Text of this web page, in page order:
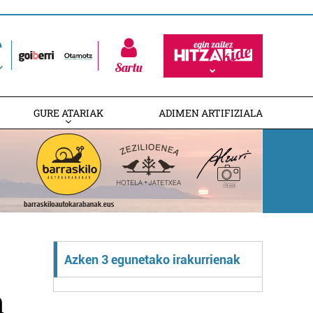
Sartu
GURE ATARIAK ADIMEN ARTIFIZIALA
Azken 3 egunetako irakurrienak